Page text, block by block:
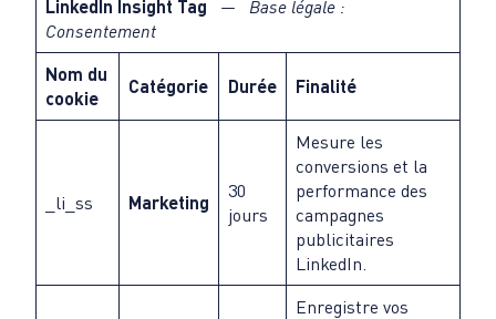
LinkedIn Insight Tag — Base légale :
Consentement
Nom du
cookie
Catégorie Durée Finalité
_li_ss Marketing
30
jours
Mesure les
conversions et la
performance des
campagnes
publicitaires
LinkedIn.
Enregistre vos